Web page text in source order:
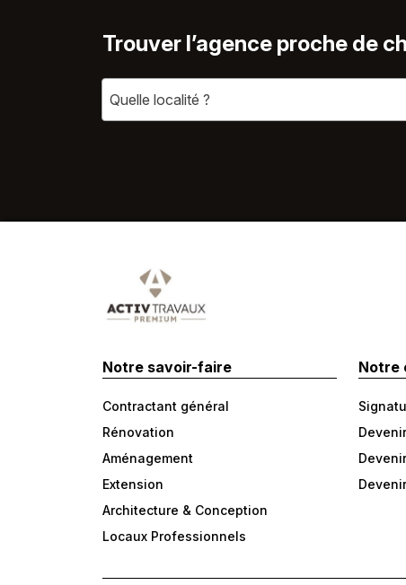
Trouver l’agence proche de
Quelle localité ?
Notre savoir-faire
Contractant général
Rénovation
Aménagement
Extension
Architecture & Conception
Locaux Professionnels
Notre